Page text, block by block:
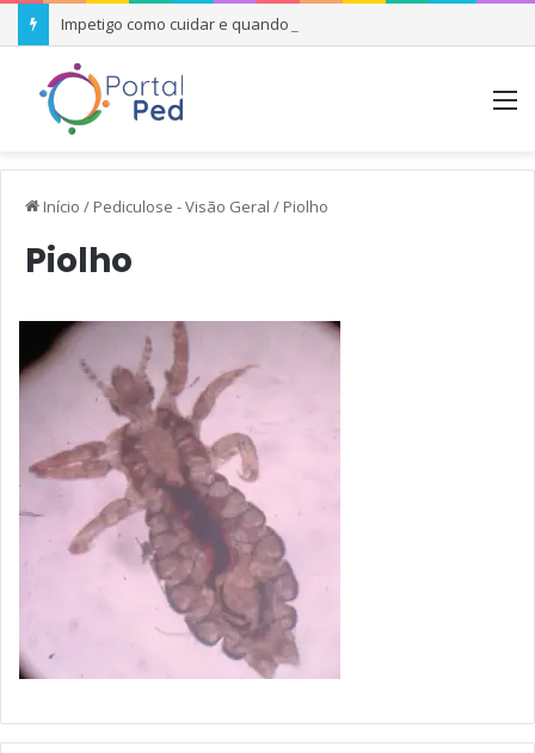
Impetigo como cuidar e quando se preocupar
Início / Pediculose - Visão Geral / Piolho
Piolho